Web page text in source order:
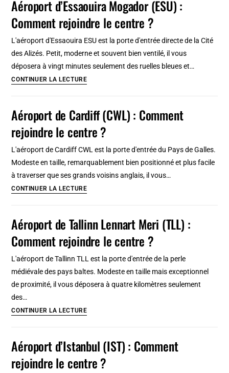
Aéroport d’Essaouira Mogador (ESU) :
Comment rejoindre le centre ?
L'aéroport d'Essaouira ESU est la porte d'entrée directe de la Cité
des Alizés. Petit, moderne et souvent bien ventilé, il vous
déposera à vingt minutes seulement des ruelles bleues et…
CONTINUER LA LECTUREAéroport
(ESU)
:
rejoindre
le
?
Aéroport de Cardiff (CWL) : Comment
rejoindre le centre ?
L'aéroport de Cardiff CWL est la porte d'entrée du Pays de Galles.
Modeste en taille, remarquablement bien positionné et plus facile
à traverser que ses grands voisins anglais, il vous…
CONTINUER LA LECTUREAéroport
(CWL)
:
rejoindre
Aéroport de Tallinn Lennart Meri (TLL) :
Comment rejoindre le centre ?
L'aéroport de Tallinn TLL est la porte d'entrée de la perle
médiévale des pays baltes. Modeste en taille mais exceptionnel
de proximité, il vous déposera à quatre kilomètres seulement
des…
CONTINUER LA LECTUREAéroport
Lennart
Meri
Aéroport d’Istanbul (IST) : Comment
rejoindre le centre ?